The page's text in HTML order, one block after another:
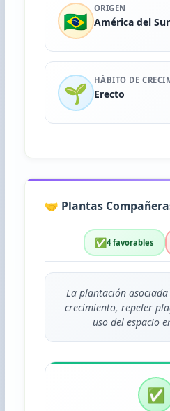
🇧🇷 ORIGEN
América del Sur
🌱 HÁBITO DE
Erecto
🤝 Plantas
✅4 favorables
La plantación
crecimiento, repeler
uso del espacio
✅